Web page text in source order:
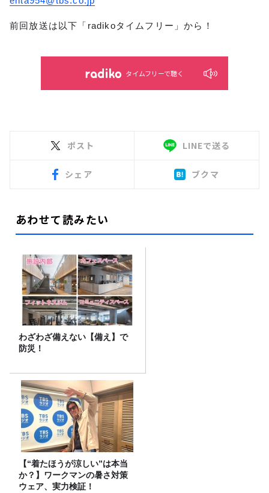
前回放送は以下「radikoタイムフリー」から！
タイムフリーで聴く
ポスト LINEで送る
シェア ブクマ
あわせて読みたい
わざわざ備えない【備え】で
防災！
【“着たほうが涼しい”は本当
か？】ワークマンの暑さ対策
ウェア、実力検証！